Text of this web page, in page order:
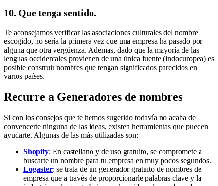
10. Que tenga sentido.
Te aconsejamos verificar las asociaciones culturales del nombre
escogido, no sería la primera vez que una empresa ha pasado por
alguna que otra vergüenza. Además, dado que la mayoría de las
lenguas occidentales provienen de una única fuente (indoeuropea) es
posible construir nombres que tengan significados parecidos en
varios países.
Recurre a Generadores de nombres
Si con los consejos que te hemos sugerido todavía no acaba de
convencerte ninguna de las ideas, existen herramientas que pueden
ayudarte. Algunas de las más utilizadas son:
Shopify: En castellano y de uso gratuito, se compromete a
buscarte un nombre para tu empresa en muy pocos segundos.
Logaster: se trata de un generador gratuito de nombres de
empresa que a través de proporcionarle palabras clave y la